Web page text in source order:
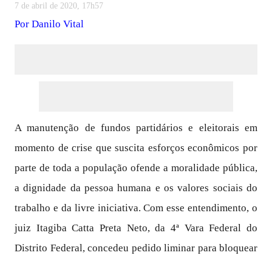
7 de abril de 2020, 17h57
Por Danilo Vital
A manutenção de fundos partidários e eleitorais em
momento de crise que suscita esforços econômicos por
parte de toda a população ofende a moralidade pública,
a dignidade da pessoa humana e os valores sociais do
trabalho e da livre iniciativa. Com esse entendimento, o
juiz Itagiba Catta Preta Neto, da 4ª Vara Federal do
Distrito Federal, concedeu pedido liminar para bloquear